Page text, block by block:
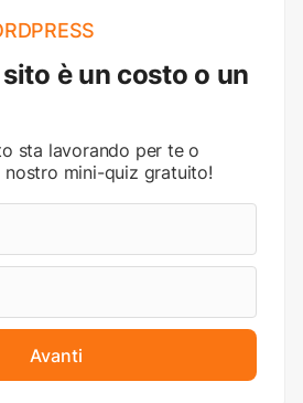
è un costo o un
sta lavorando per te o
mini-quiz gratuito!
Avanti